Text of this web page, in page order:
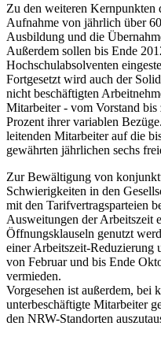
Zu den weiteren Kernpunkten
Aufnahme von jährlich über
Ausbildung und die
Außerdem sollen bis Ende
Hochschulabsolventen
Fortgesetzt wird auch der
nicht beschäftigten
Mitarbeiter - vom Vorstand
Prozent ihrer variablen
leitenden Mitarbeiter auf die
gewährten jährlichen sechs
Zur Bewältigung von
Schwierigkeiten in den
mit den Tarifvertragsparteien
Ausweitungen der Arbeitszeit
Öffnungsklauseln genutzt
einer Arbeitszeit-Reduzierung
von Februar und bis Ende
vermieden.
Vorgesehen ist außerdem, bei
unterbeschäftigte Mitarbeiter
den NRW-Standorten